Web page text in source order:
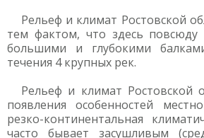
Рельеф и климат Ростовской
тем фактом, что здесь повсюду
большими и глубокими
течения 4 крупных рек.
Рельеф и климат Ростовской
появления особенностей
резко-континентальная
часто бывает засушливым